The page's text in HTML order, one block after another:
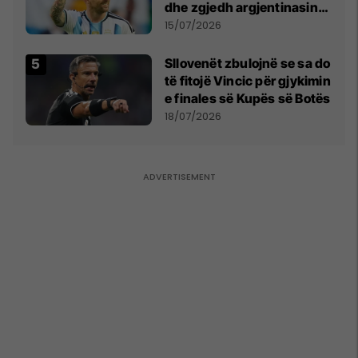
Snezhana Paunoviq
dhe zgjedh argjentinasin
më të mirë në botë
15/07/2026
Sllovenët zbulojnë se sa do
të fitojë Vincic për gjykimin
e finales së Kupës së Botës
18/07/2026